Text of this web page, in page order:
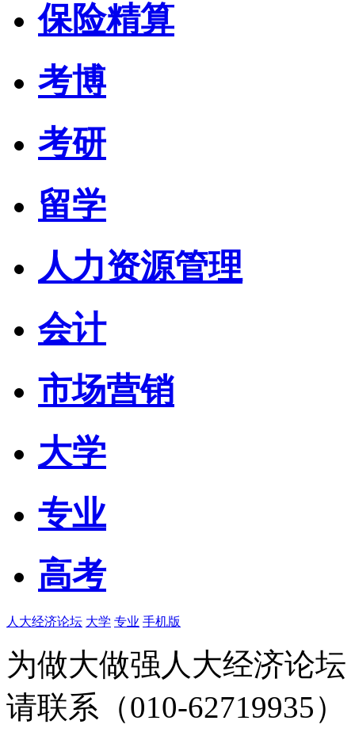
保险精算
考博
考研
留学
人力资源管理
会计
市场营销
大学
专业
高考
人大经济论坛 大学 专业 手机版
为做大做强人大经济论
请联系（010-62719935）